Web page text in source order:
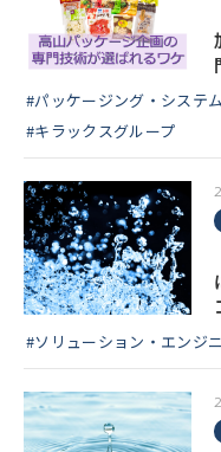
#パッケージング・システ
#キラックスグループ
#ソリューション・エンジ